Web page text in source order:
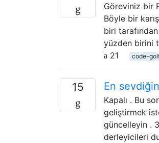
Göreviniz bir
Böyle bir
biri
yüzden birini
21
code-
15 En
Kapalı . Bu
geliştirmek
güncelleyin .
derleyicileri